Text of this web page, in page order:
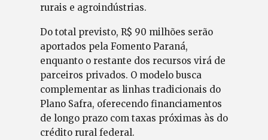
rurais e agroindústrias.
Do total previsto, R$ 90 milhões serão
aportados pela Fomento Paraná,
enquanto o restante dos recursos virá de
parceiros privados. O modelo busca
complementar as linhas tradicionais do
Plano Safra, oferecendo financiamentos
de longo prazo com taxas próximas às do
crédito rural federal.